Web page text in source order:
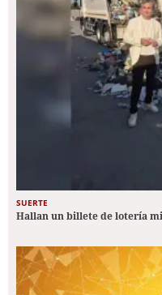
SUERTE
Hallan un billete de lotería